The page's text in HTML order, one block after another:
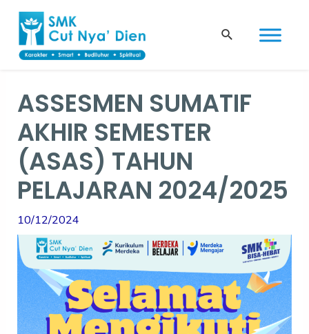
Skip
content
Search
ASSESMEN SUMATIF
AKHIR SEMESTER
(ASAS) TAHUN
PELAJARAN 2024/2025
10/12/2024
Post
navigation